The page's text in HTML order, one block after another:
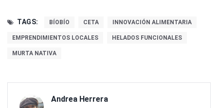
TAGS: BÍOBÍO CETA INNOVACIÓN ALIMENTARIA
EMPRENDIMIENTOS LOCALES HELADOS FUNCIONALES
MURTA NATIVA
Andrea Herrera